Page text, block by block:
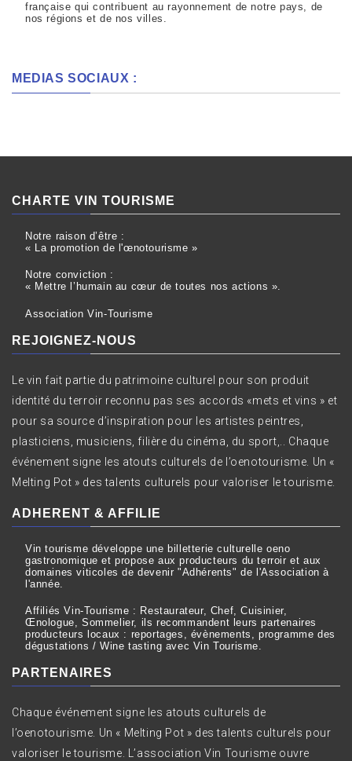
française qui contribuent au rayonnement de notre pays, de
nos régions et de nos villes.
MEDIAS SOCIAUX :
CHARTE VIN TOURISME
Notre raison d’être :
« La promotion de l'œnotourisme »
Notre conviction :
« Mettre l’humain au cœur de toutes nos actions ».
Association Vin-Tourisme
REJOIGNEZ-NOUS
Le vin fait partie du patrimoine culturel pour son produit
identité du terroir reconnu pas ses accords «mets et vins » et
pour sa source d’inspiration pour les artistes peintres,
plasticiens, musiciens, filière du cinéma, du sport,.. Chaque
événement signe les atouts culturels de l’oenotourisme. Un «
Melting Pot » des talents culturels pour valoriser le tourisme.
ADHERENT & AFFILIE
Vin tourisme développe une billetterie culturelle oeno
gastronomique et propose aux producteurs du terroir et aux
domaines viticoles de devenir "Adhérents" de l'Association à
l'année.
Affiliés Vin-Tourisme : Restaurateur, Chef, Cuisinier,
Œnologue, Sommelier, ils recommandent leurs partenaires
producteurs locaux : reportages, évènements, programme des
dégustations / Wine tasting avec Vin Tourisme.
PARTENAIRES
Chaque événement signe les atouts culturels de
l’oenotourisme. Un « Melting Pot » des talents culturels pour
valoriser le tourisme. L’association Vin Tourisme ouvre